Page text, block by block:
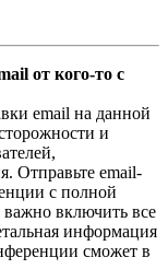
от кого-то с
email на данной
и
Отправьте email-
с полной
включить все
информация
сможет в